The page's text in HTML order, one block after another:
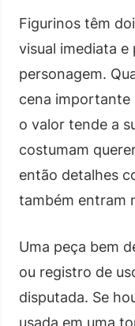
Figurinos têm
visual imediata
personagem.
cena importante
o valor tende a
costumam
então detalhes
também entram
Uma peça bem
ou registro de
disputada. Se
usada em uma